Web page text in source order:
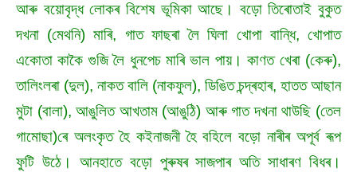
আৰু বয়োবৃদ্ধ লোকৰ বিশেষ ভূমিকা আছে। বড়ো তিৰোতাই বুকুত
দখনা (মেথনি) মাৰি, গাত ফাছৰা লৈ ঘিলা খোপা বান্ধি, খোপাত
একোতা কাকৈ গুজি লৈ ধুনপেচ মাৰি ভাল পায়। কাণত খেৰা (কেৰু),
তালিংলৰা (দুল), নাকত বালি (নাকফুল), ডিঙিত চন্দ্ৰহাৰ, হাতত আছান
মুটা (বালা), আঙুলিত আখতাম (আঙুঠি) আৰু গাত দখনা থাউছি (তেল
গামোছা)ৰে অলংকৃত হৈ কইনাজনী হৈ বহিলে বড়ো নাৰীৰ অপূৰ্ব ৰূপ
ফুটি উঠে। আনহাতে বড়ো পুৰুষৰ সাজপাৰ অতি সাধাৰণ বিধৰ।